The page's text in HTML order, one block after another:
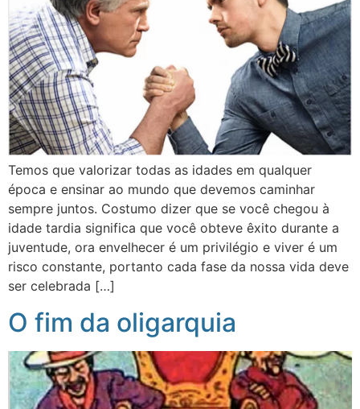
Temos que valorizar todas as idades em qualquer
época e ensinar ao mundo que devemos caminhar
sempre juntos. Costumo dizer que se você chegou à
idade tardia significa que você obteve êxito durante a
juventude, ora envelhecer é um privilégio e viver é um
risco constante, portanto cada fase da nossa vida deve
ser celebrada […]
O fim da oligarquia